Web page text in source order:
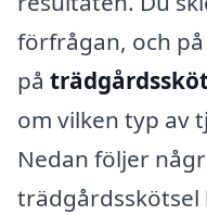
förfrågan, och
på
om vilken typ av
Nedan följer
trädgårdsskötsel